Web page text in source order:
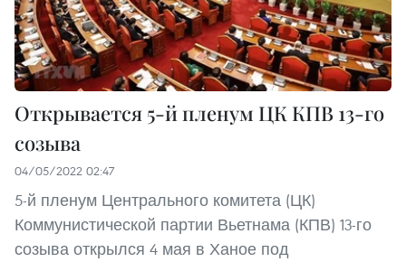
Открывается 5-й пленум ЦК КПВ 13-го
созыва
04/05/2022 02:47
5-й пленум Центрального комитета (ЦК)
Коммунистической партии Вьетнама (КПВ) 13-го
созыва открылся 4 мая в Ханое под